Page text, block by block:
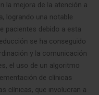
la mejora de la atención a
logrando una notable
pacientes debido a esta
se ha conseguido
y la comunicación
el uso de un algoritmo
de clínicas
clínicas, que involucran a